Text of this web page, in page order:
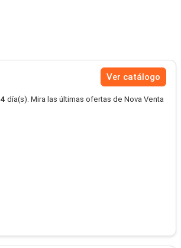
Ver catálogo
4 día(s). Mira las últimas ofertas de Nova Venta